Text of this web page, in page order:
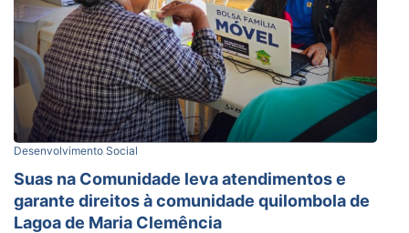
Desenvolvimento Social
Suas na Comunidade leva atendimentos e
garante direitos à comunidade quilombola de
Lagoa de Maria Clemência